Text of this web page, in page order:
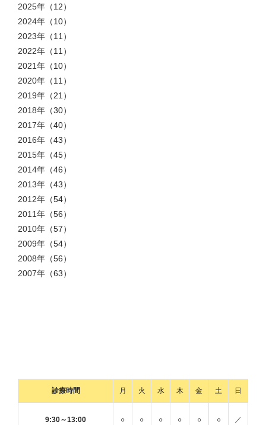
2025年 （12）
2024年 （10）
2023年 （11）
2022年 （11）
2021年 （10）
2020年 （11）
2019年 （21）
2018年 （30）
2017年 （40）
2016年 （43）
2015年 （45）
2014年 （46）
2013年 （43）
2012年 （54）
2011年 （56）
2010年 （57）
2009年 （54）
2008年 （56）
2007年 （63）
診療時間 月 火 水 木 金 土 日
9:30～13:00 ○ ○ ○ ○ ○ ○ ／